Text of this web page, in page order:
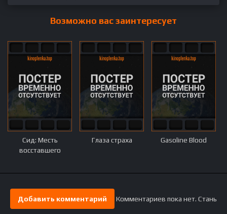
Возможно вас заинтересует
Сид: Месть
восставшего
Глаза страха Gasoline Blood
Добавить комментарий Комментариев пока нет. Стань